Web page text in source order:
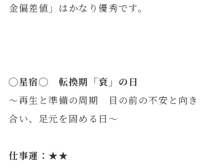
金偏差値」はかなり優秀です。
◯星宿◯ 転換期「衰」の日
～再生と準備の周期 目の前の不安と向き
合い、足元を固める日～
仕事運：★★